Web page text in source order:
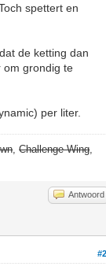
spettert en
de ketting dan
om grondig te
per liter.
,Challenge Wing,
Antwoord
#2